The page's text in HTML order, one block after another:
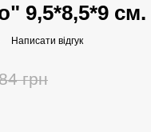
9,5*8,5*9 см.
Написати відгук
грн